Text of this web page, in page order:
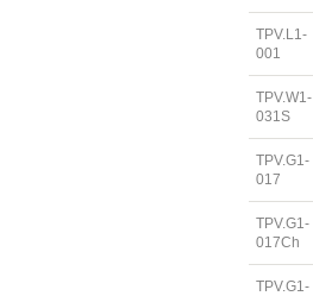
TPV.L1-
001
TPV.W1-
031S
TPV.G1-
017
TPV.G1-
017Ch
TPV.G1-